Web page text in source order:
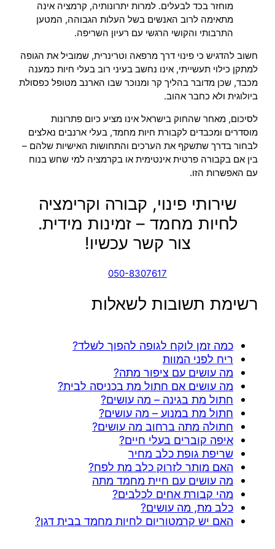
מוחזר בכד לבעלים. למרות יתרונותיה, קרמציה אינה
מתאימה לרוב האנשים בשל העלות הגבוהה, המטען
התרבותי והקושי הרגשי עם רעיון השריפה.
חשוב להדגיש כי פינוי דרך מרפאה וטרינרית, שמוביל את הגופה
למתקן כילוי תעשייתי, אינו נחשב בעיני רוב בעלי חיות כמענה
מכבד, שכן מדובר בהליך קר ומנוכר שבו הארנב מטופל כפסולת
ביולוגית ולא כחבר אהוב.
לסיכום, מאחר שהחוק בישראל אינו מציע כיום פתרונות
מוסדרים ומכבדים לקבורת חיות מחמד, בעלי ארנבים נאלצים
לבחור בדרך שתשקף את הערכים והתחושות האישיות שלהם –
בין אם בקבורה פרטית אינטימית או בקרמציה למי שחש בנוח
עם האפשרות הזו.
שירותי פינוי, קבורה וקרימציה
לחיות מחמד – זמינות מידית.
צור קשר עכשיו!
050-8307617
רשימת תשובות לשאלות
כמה זמן לוקח לגופה להפוך לשלד?
ריח לפני המוות
מה עושים עם ציפור מתה?
מה עושים אם חתול מת בכניסה לבית?
חתול מת בגינה – מה עושים?
חתול מת במנוע – מה עושים?
חתולה מתה ברחוב מה עושים?
איפה קוברים בעלי חיים?
שריפת גופת כלב מחיר
האם מותר לזרוק כלב מת לפח?
מה עושים עם חיית מחמד מתה
מהי קבורת אחים לכלבים?
כלב מת, מה עושים?
האם יש קרמטוריום לחיות מחמד בבית דגן?